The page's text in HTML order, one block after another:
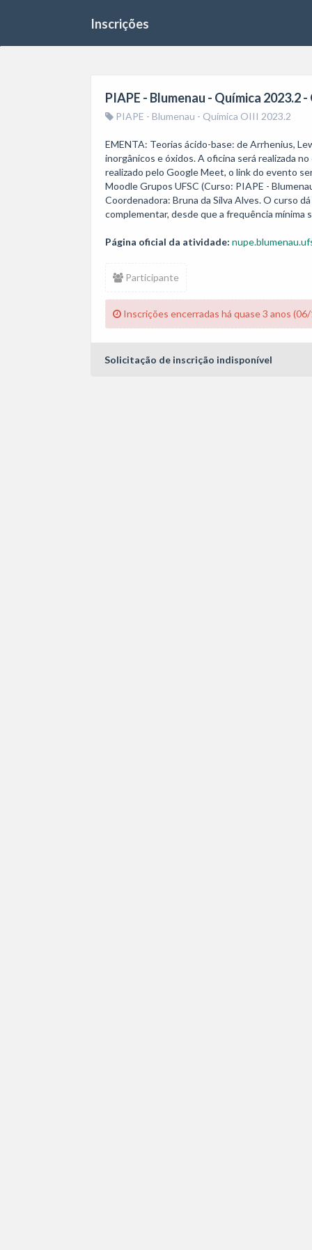
Inscrições
PIAPE - Blumenau - Química 2023.2
PIAPE - Blumenau - Química OIII 2023.2
EMENTA: Teorias ácido-base: de Arrhenius,
inorgânicos e óxidos. A oficina será realizada
realizado pelo Google Meet, o link do evento
Moodle Grupos UFSC (Curso: PIAPE -
Coordenadora: Bruna da Silva Alves. O curso
complementar, desde que a frequência mínima
Página oficial da atividade:
Participante
Inscrições encerradas há quase 3 anos
Solicitação de inscrição indisponível